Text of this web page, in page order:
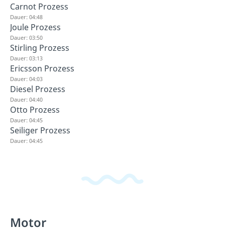
Carnot Prozess
Dauer: 04:48
Joule Prozess
Dauer: 03:50
Stirling Prozess
Dauer: 03:13
Ericsson Prozess
Dauer: 04:03
Diesel Prozess
Dauer: 04:40
Otto Prozess
Dauer: 04:45
Seiliger Prozess
Dauer: 04:45
Motor